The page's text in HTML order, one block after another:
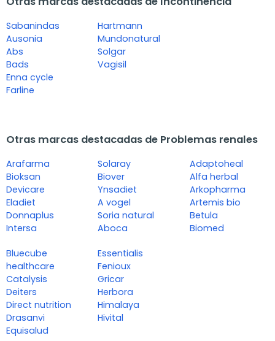
Sabanindas
Ausonia
Abs
Bads
Enna cycle
Farline
Hartmann
Mundonatural
Solgar
Vagisil
Otras marcas destacadas de Problemas renales
Arafarma
Bioksan
Devicare
Eladiet
Donnaplus
Intersa
Solaray
Biover
Ynsadiet
A vogel
Soria natural
Aboca
Adaptoheal
Alfa herbal
Arkopharma
Artemis bio
Betula
Biomed
Bluecube
healthcare
Catalysis
Deiters
Direct nutrition
Drasanvi
Equisalud
Essentialis
Fenioux
Gricar
Herbora
Himalaya
Hivital